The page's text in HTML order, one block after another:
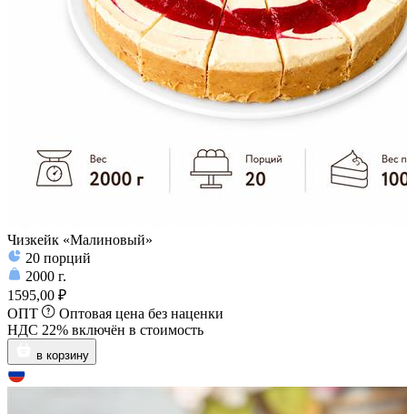
Чизкейк «Малиновый»
20 порций
2000 г.
1595,00 ₽
ОПТ
Оптовая цена без наценки
НДС 22% включён в стоимость
в корзину